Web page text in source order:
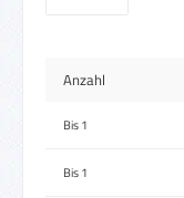
Anzahl
Bis1
Bis1